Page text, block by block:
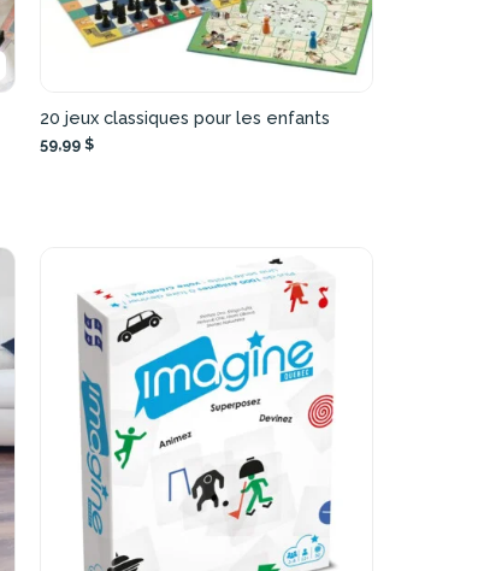
20 jeux classiques pour les enfants
59,99 $